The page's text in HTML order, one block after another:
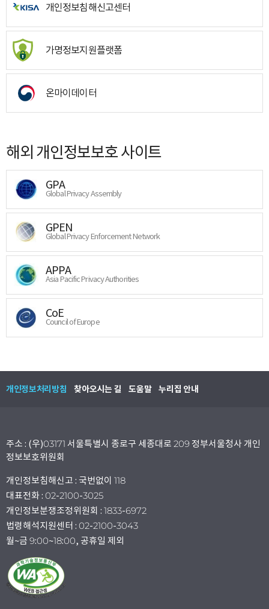
개인정보침해신고센터
가명정보지원플랫폼
온마이데이터
해외 개인정보보호 사이트
GPA
Global Privacy Assembly
GPEN
Global Privacy Enforcement Network
APPA
Asia Pacific Privacy Authorities
CoE
Council of Europe
개인정보처리방침 찾아오시는 길 도움말 누리집 안내
주소 : (우)03171 서울특별시 종로구 세종대로 209 정부서울청사 개인
정보보호위원회
개인정보침해신고 : 국번없이 118
대표전화 : 02-2100-3025
개인정보분쟁조정위원회 : 1833-6972
법령해석지원센터 : 02-2100-3043
월~금 9:00~18:00, 공휴일 제외